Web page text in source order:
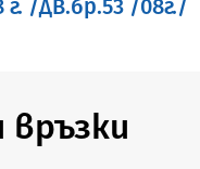
г. /ДВ.бр.53 /08г./
връзки